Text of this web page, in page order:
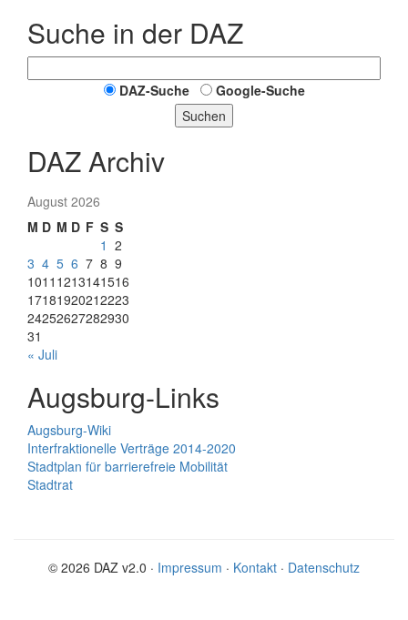
Suche in der DAZ
DAZ-Suche
Google-Suche
Suchen
DAZ Archiv
August 2026
M D M D F S S
1 2
3 4 5 6 7 8 9
1011 1213141516
17181920212223
24252627282930
31
« Juli
Augsburg-Links
Augsburg-Wiki
Interfraktionelle Verträge 2014-2020
Stadtplan für barrierefreie Mobilität
Stadtrat
© 2026 DAZ v2.0 · Impressum · Kontakt · Datenschutz